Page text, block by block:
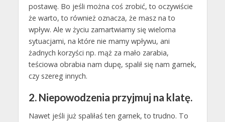
postawę. Bo jeśli można coś zrobić, to oczywiście
że warto, to również oznacza, że masz na to
wpływ. Ale w życiu zamartwiamy się wieloma
sytuacjami, na które nie mamy wpływu, ani
żadnych korzyści np. mąż za mało zarabia,
teściowa obrabia nam dupę, spalił się nam garnek,
czy szereg innych.
2. Niepowodzenia przyjmuj na klatę.
Nawet jeśli już spaliłaś ten garnek, to trudno. To